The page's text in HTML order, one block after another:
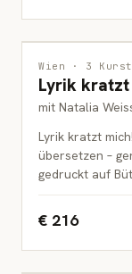
DRUCKGRAFIK
ERWACHSENE
Wien · 3
Lyrik kratzt
mit Natalia
Lyrik kratzt
übersetzen –
gedruckt auf
€ 216